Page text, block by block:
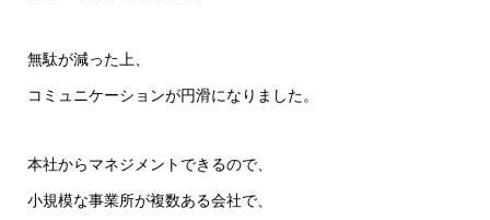
無駄が減った上、
コミュニケーションが円滑になりました。
本社からマネジメントできるので、
小規模な事業所が複数ある会社で、